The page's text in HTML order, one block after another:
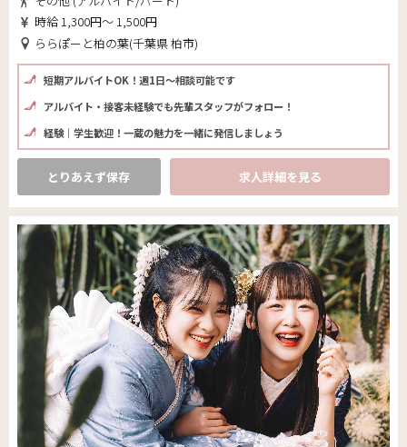
時給 1,300円～ 1,500円
ららぽーと柏の葉(千葉県 柏市)
短期アルバイトOK！週1日～相談可能です
アルバイト・接客未経験でも先輩スタッフがフォロー！
経験｜学生歓迎！一蔵の魅力を一緒に発信しましょう
とりあえず保存 求人詳細を見る